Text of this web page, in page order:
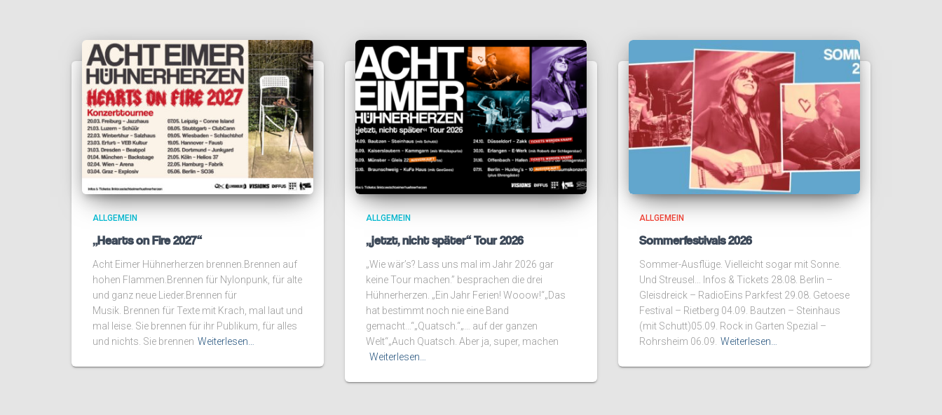
ALLGEMEIN
„Hearts on Fire 2027“
Acht Eimer Hühnerherzen brennen.Brennen auf
hohen Flammen.Brennen für Nylonpunk, für alte
und ganz neue Lieder.Brennen für
Musik. Brennen für Texte mit Krach, mal laut und
mal leise. Sie brennen für ihr Publikum, für alles
und nichts. Sie brennen Weiterlesen…
ALLGEMEIN
„jetzt, nicht später“ Tour 2026
„Wie wär’s? Lass uns mal im Jahr 2026 gar
keine Tour machen.” besprachen die drei
Hühnerherzen. „Ein Jahr Ferien! Wooow!“„Das
hat bestimmt noch nie eine Band
gemacht…“„Quatsch.“„… auf der ganzen
Welt“„Auch Quatsch. Aber ja, super, machen
Weiterlesen…
ALLGEMEIN
Sommerfestivals 2026
Sommer-Ausflüge. Vielleicht sogar mit Sonne.
Und Streusel… Infos & Tickets 28.08. Berlin –
Gleisdreick – RadioEins Parkfest 29.08. Getoese
Festival – Rietberg 04.09. Bautzen – Steinhaus
(mit Schutt)05.09. Rock in Garten Spezial –
Rohrsheim 06.09. Weiterlesen…